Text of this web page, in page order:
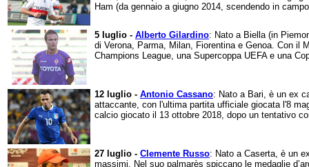
Ham (da gennaio a giugno 2014, scendendo in
5 luglio - Alberto Gilardino: Nato a Biella (in
di Verona, Parma, Milan, Fiorentina e Genoa. Con il
Champions League, una Supercoppa UEFA e una
12 luglio - Antonio Cassano: Nato a Bari, è un ex
attaccante, con l'ultima partita ufficiale giocata l'8
calcio giocato il 13 ottobre 2018, dopo un tentativo
27 luglio - Clemente Russo: Nato a Caserta, è un
massimi. Nel suo palmarès spiccano le medaglie